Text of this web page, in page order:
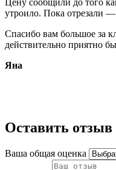
утроило. Пока отрезали —
Спасибо вам большое за
действительно приятно
Яна
Оставить отзыв
Ваша общая оценка